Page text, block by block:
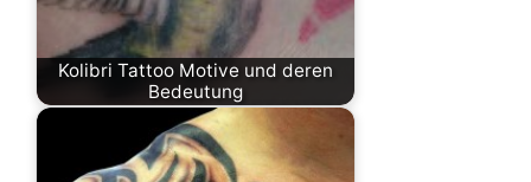
Kolibri Tattoo Motive und deren
Bedeutung